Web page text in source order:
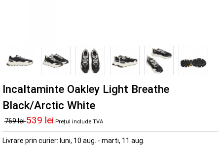
Incaltaminte Oakley Light Breathe
Black/Arctic White
769 lei539 lei Prețul include TVA
Livrare prin curier: luni, 10 aug. - marti, 11 aug.